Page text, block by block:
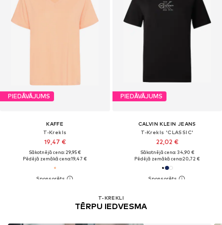
PIEDĀVĀJUMS
KAFFE
T-Krekls
19,47 €
Sākotnējā cena: 29,95 €
Pēdējā zemākā cena:19,47 €
PIEDĀVĀJUMS
CALVIN KLEIN JEANS
T-Krekls 'CLASSIC'
22,02 €
Sākotnējā cena: 34,90 €
Pēdējā zemākā cena:20,72 €
T-KREKLI
TĒRPU IEDVESMA
11042